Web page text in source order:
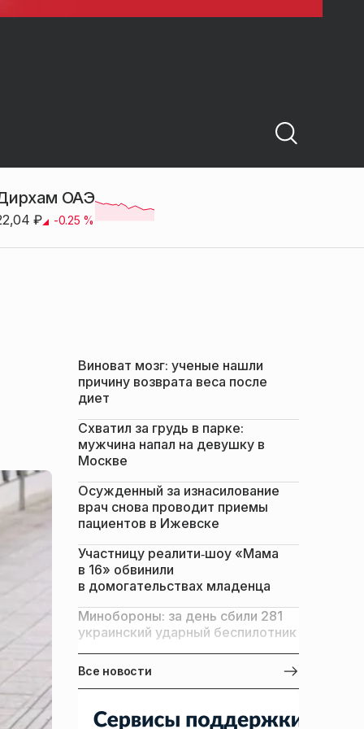
ОАЭ
₽ -0.25 %
Виноват мозг: ученые нашли
причину возврата веса после
диет
Схватил за грудь в парке:
мужчина напал на девушку в
Москве
Осужденный за изнасилование
врач снова проводит приемы
пациентов в Ижевске
Участницу реалити‑шоу «Мама
в 16» обвинили
в домогательствах младенца
Минобороны: за день сбили 281
украинский ударный беспилотник
Все новости